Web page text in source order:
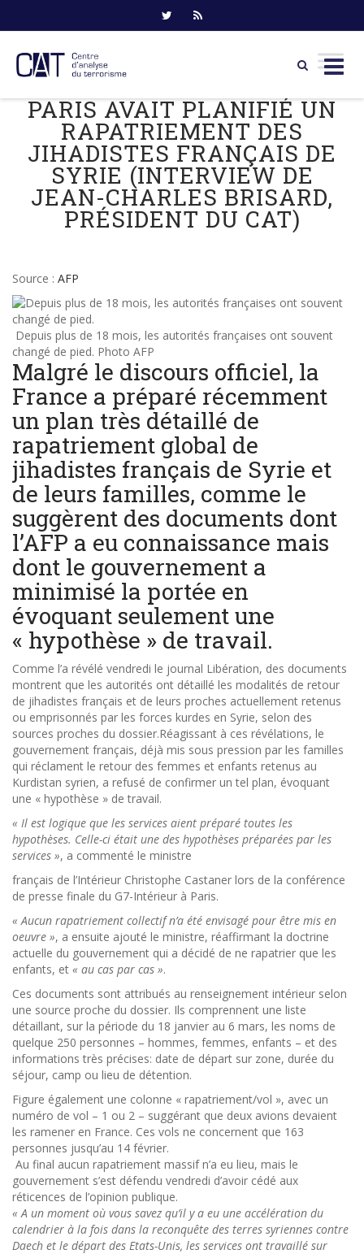
SkipPARIS AVAIT PLANIFIÉ UN
RAPATRIEMENT DES
JIHADISTES FRANÇAIS DE
SYRIE (INTERVIEW DE
JEAN-CHARLES BRISARD,
PRÉSIDENT DU CAT)
Source : AFP
Depuis plus de 18 mois, les autorités françaises ont souvent
changé de pied. Photo AFP
Malgré le discours officiel, la
France a préparé récemment
un plan très détaillé de
rapatriement global de
jihadistes français de Syrie et
de leurs familles, comme le
suggèrent des documents dont
l’AFP a eu connaissance mais
dont le gouvernement a
minimisé la portée en
évoquant seulement une
« hypothèse » de travail.
Comme l’a révélé vendredi le journal Libération, des documents
montrent que les autorités ont détaillé les modalités de retour
de jihadistes français et de leurs proches actuellement retenus
ou emprisonnés par les forces kurdes en Syrie, selon des
sources proches du dossier.Réagissant à ces révélations, le
gouvernement français, déjà mis sous pression par les familles
qui réclament le retour des femmes et enfants retenus au
Kurdistan syrien, a refusé de confirmer un tel plan, évoquant
une « hypothèse » de travail.
« Il est logique que les services aient préparé toutes les
hypothèses. Celle-ci était une des hypothèses préparées par les
services », a commenté le ministre
français de l’Intérieur Christophe Castaner lors de la conférence
de presse finale du G7-Intérieur à Paris.
« Aucun rapatriement collectif n’a été envisagé pour être mis en
oeuvre », a ensuite ajouté le ministre, réaffirmant la doctrine
actuelle du gouvernement qui a décidé de ne rapatrier que les
enfants, et « au cas par cas ».
Ces documents sont attribués au renseignement intérieur selon
une source proche du dossier. Ils comprennent une liste
détaillant, sur la période du 18 janvier au 6 mars, les noms de
quelque 250 personnes – hommes, femmes, enfants – et des
informations très précises: date de départ sur zone, durée du
séjour, camp ou lieu de détention.
Figure également une colonne « rapatriement/vol », avec un
numéro de vol – 1 ou 2 – suggérant que deux avions devaient
les ramener en France. Ces vols ne concernent que 163
personnes jusqu’au 14 février.
Au final aucun rapatriement massif n’a eu lieu, mais le
gouvernement s’est défendu vendredi d’avoir cédé aux
réticences de l’opinion publique.
« A un moment où vous savez qu’il y a eu une accélération du
calendrier à la fois dans la reconquête des terres syriennes contre
Daech et le départ des Etats-Unis, les services ont travaillé sur